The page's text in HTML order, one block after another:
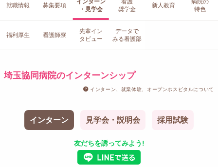
就職情報 募集要項
インターン
・見学会
看護
奨学金
新人教育
病院の
特色
福利厚生 看護師寮
先輩イン
タビュー
データで
みる看護部
埼玉協同病院のインターンシップ
インターン、就業体験、オープンホスピタルについて
インターン 見学会・説明会 採用試験
友だちを誘ってみよう!